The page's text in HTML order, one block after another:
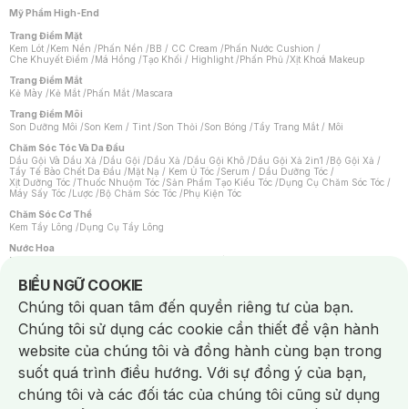
Mỹ Phẩm High-End
Trang Điểm Mặt
Kem Lót /Kem Nền /Phấn Nền /BB / CC Cream /Phấn Nước Cushion /
Che Khuyết Điểm /Má Hồng /Tạo Khối / Highlight /Phấn Phủ /Xịt Khoá Makeup
Trang Điểm Mắt
Kẻ Mày /Kẻ Mắt /Phấn Mắt /Mascara
Trang Điểm Môi
Son Dưỡng Môi /Son Kem / Tint /Son Thỏi /Son Bóng /Tẩy Trang Mắt / Môi
Chăm Sóc Tóc Và Da Đầu
Dầu Gội Và Dầu Xả /Dầu Gội /Dầu Xả /Dầu Gội Khô /Dầu Gội Xả 2in1 /Bộ Gội Xả /
Tẩy Tế Bào Chết Da Đầu /Mặt Nạ / Kem Ủ Tóc /Serum / Dầu Dưỡng Tóc /
Xịt Dưỡng Tóc /Thuốc Nhuộm Tóc /Sản Phẩm Tạo Kiểu Tóc /Dụng Cụ Chăm Sóc Tóc /
Máy Sấy Tóc /Lược /Bộ Chăm Sóc Tóc /Phụ Kiện Tóc
Chăm Sóc Cơ Thể
Kem Tẩy Lông /Dụng Cụ Tẩy Lông
Nước Hoa
Nước Hoa Nữ
Chăm Sóc Cá Nhân
Chống Muỗi /Khẩu Trang /Máy Massage/Mặt Nạ Xông Hơi /Nước Rửa Tay/
Sản Phẩm Chăm Sóc Khác /Bàn Chải Đánh Răng /Bàn Chải Điện/
Hỗ Trợ Trắng Răng/Kem Đánh Răng /Máy Tăm Nước/ Nước Súc Miệng/
Tăm / Chỉ Nha Khoa/ Xịt Thơm Miệng / Dung Dịch Vệ Sinh/Dưỡng Vùng Kín/
Khăn Ướt Vệ Sinh Vùng Kín/Băng Vệ Sinh/Tampon/Bọt Cạo Râu /Dao Cạo Râu/
Máy Cạo Râu
Vấn Đề Về Da
Da Dầu / Lỗ Chân Lông To/ Da Khô / Mất Nước/ Da Lão Hóa/ Da Mụn/
Da Nhạy Cảm / Kích Ứng
Da Xỉn Màu Thâm / Nám / Tàn Nhang
BIỂU NGỮ COOKIE
Notice about cookies usage
Chúng tôi quan tâm đến quyền riêng tư của bạn.
Chúng tôi sử dụng các cookie cần thiết để vận hành
website của chúng tôi và đồng hành cùng bạn trong
suốt quá trình điều hướng. Với sự đồng ý của bạn,
chúng tôi và các đối tác của chúng tôi cũng sử dụng